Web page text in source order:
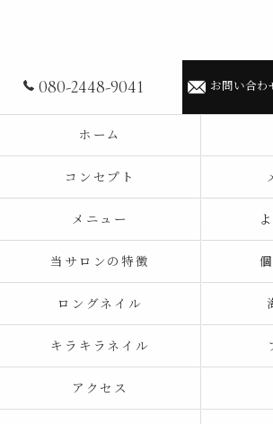
080-2448-9041 お問い合わ
ホーム
コンセプト
メニュー
当サロンの特徴
ロングネイル
キラキラネイル
アクセス